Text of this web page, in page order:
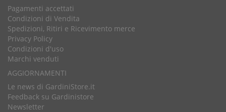
Pagamenti accettati
Condizioni di Vendita
Spedizioni, Ritiri e Ricevimento merce
Privacy Policy
Condizioni d'uso
Marchi venduti
AGGIORNAMENTI
Le news di GardiniStore.it
Feedback su Gardinistore
Newsletter